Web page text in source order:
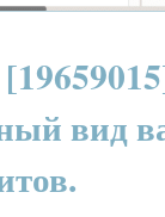
вид